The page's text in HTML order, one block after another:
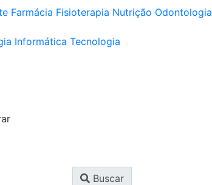
Farmácia Fisioterapia Nutrição Odontologia
Informática Tecnologia
Buscar